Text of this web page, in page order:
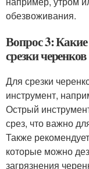
обезвоживания.
Вопрос 3:
срезки черенков
Для срезки
инструмент,
Острый
срез, что важно
Также
которые можно
загрязнения